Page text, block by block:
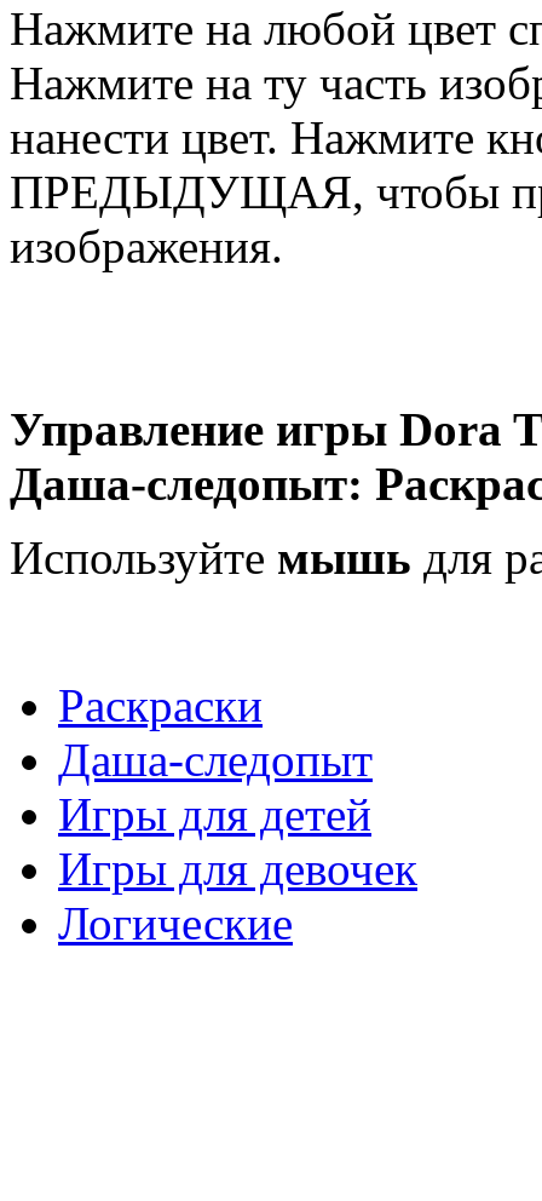
Нажмите на любой цвет
Нажмите на ту часть
нанести цвет.
ПРЕДЫДУЩАЯ, чтобы
изображения.
Управление игры Dora
Даша-следопыт:
Используйте мышь для
Раскраски
Даша-следопыт
Игры для детей
Игры для девочек
Логические